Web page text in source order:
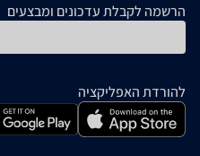
הרשמה לקבלת עדכונים ומבצעים
להורדת האפליקציה